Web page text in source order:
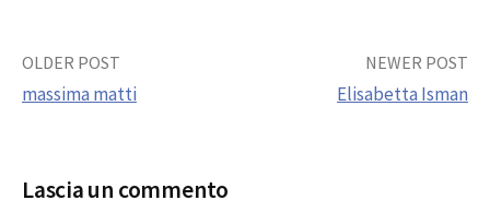
Post
OLDER POST
massima matti
NEWER POST
Elisabetta Isman
Lascia un commento